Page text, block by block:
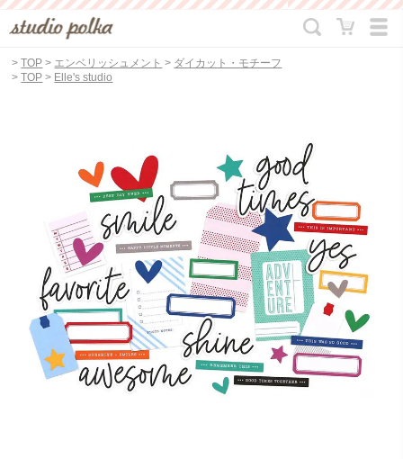
>TOP > エンベリッシュメント > ダイカット・モチーフ
>TOP > Elle's studio